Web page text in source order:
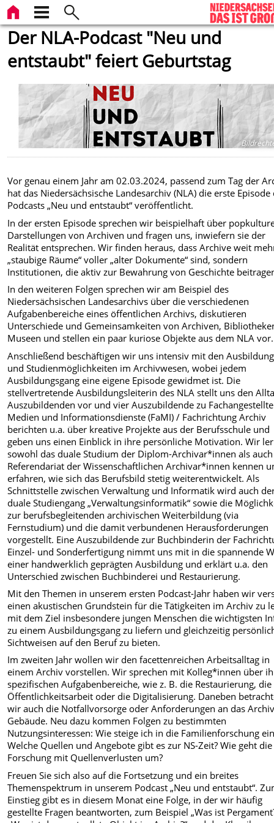
Der NLA-Podcast "Neu und
entstaubt" feiert Geburtstag
Vor genau einem Jahr am 02.03.2024, passend zum Tag der
hat das Niedersächsische Landesarchiv (NLA) die erste Episode
Podcasts „Neu und entstaubt“ veröffentlicht.
In der ersten Episode sprechen wir beispielhaft über
Darstellungen von Archiven und fragen uns, inwiefern sie der
Realität entsprechen. Wir finden heraus, dass Archive weit
„staubige Räume“ voller „alter Dokumente“ sind, sondern
Institutionen, die aktiv zur Bewahrung von Geschichte
In den weiteren Folgen sprechen wir am Beispiel des
Niedersächsischen Landesarchivs über die verschiedenen
Aufgabenbereiche eines öffentlichen Archivs, diskutieren
Unterschiede und Gemeinsamkeiten von Archiven,
Museen und stellen ein paar kuriose Objekte aus dem NLA vor.
Anschließend beschäftigen wir uns intensiv mit den
und Studienmöglichkeiten im Archivwesen, wobei jedem
Ausbildungsgang eine eigene Episode gewidmet ist. Die
stellvertretende Ausbildungsleiterin des NLA stellt uns den
Auszubildenden vor und vier Auszubildende zu
Medien und Informationsdienste (FaMI) / Fachrichtung Archiv
berichten u.a. über kreative Projekte aus der Berufsschule und
geben uns einen Einblick in ihre persönliche Motivation. Wir
sowohl das duale Studium der Diplom-Archivar*innen als
Referendariat der Wissenschaftlichen Archivar*innen kennen
erfahren, wie sich das Berufsbild stetig weiterentwickelt. Als
Schnittstelle zwischen Verwaltung und Informatik wird auch
duale Studiengang „Verwaltungsinformatik“ sowie die
zur berufsbegleitenden archivischen Weiterbildung (via
Fernstudium) und die damit verbundenen Herausforderungen
vorgestellt. Eine Auszubildende zur Buchbinderin der
Einzel- und Sonderfertigung nimmt uns mit in die spannende
einer handwerklich geprägten Ausbildung und erklärt u.a. den
Unterschied zwischen Buchbinderei und Restaurierung.
Mit den Themen in unserem ersten Podcast-Jahr haben wir
einen akustischen Grundstein für die Tätigkeiten im Archiv zu
mit dem Ziel insbesondere jungen Menschen die wichtigsten
zu einem Ausbildungsgang zu liefern und gleichzeitig
Sichtweisen auf den Beruf zu bieten.
Im zweiten Jahr wollen wir den facettenreichen Arbeitsalltag in
einem Archiv vorstellen. Wir sprechen mit Kolleg*innen über
spezifischen Aufgabenbereiche, wie z. B. die Restaurierung, die
Öffentlichkeitsarbeit oder die Digitalisierung. Daneben
wir auch die Notfallvorsorge oder Anforderungen an das
Gebäude. Neu dazu kommen Folgen zu bestimmten
Nutzungsinteressen: Wie steige ich in die Familienforschung
Welche Quellen und Angebote gibt es zur NS-Zeit? Wie geht die
Forschung mit Quellenverlusten um?
Freuen Sie sich also auf die Fortsetzung und ein breites
Themenspektrum in unserem Podcast „Neu und entstaubt“.
Einstieg gibt es in diesem Monat eine Folge, in der wir häufig
gestellte Fragen beantworten, zum Beispiel „Was ist